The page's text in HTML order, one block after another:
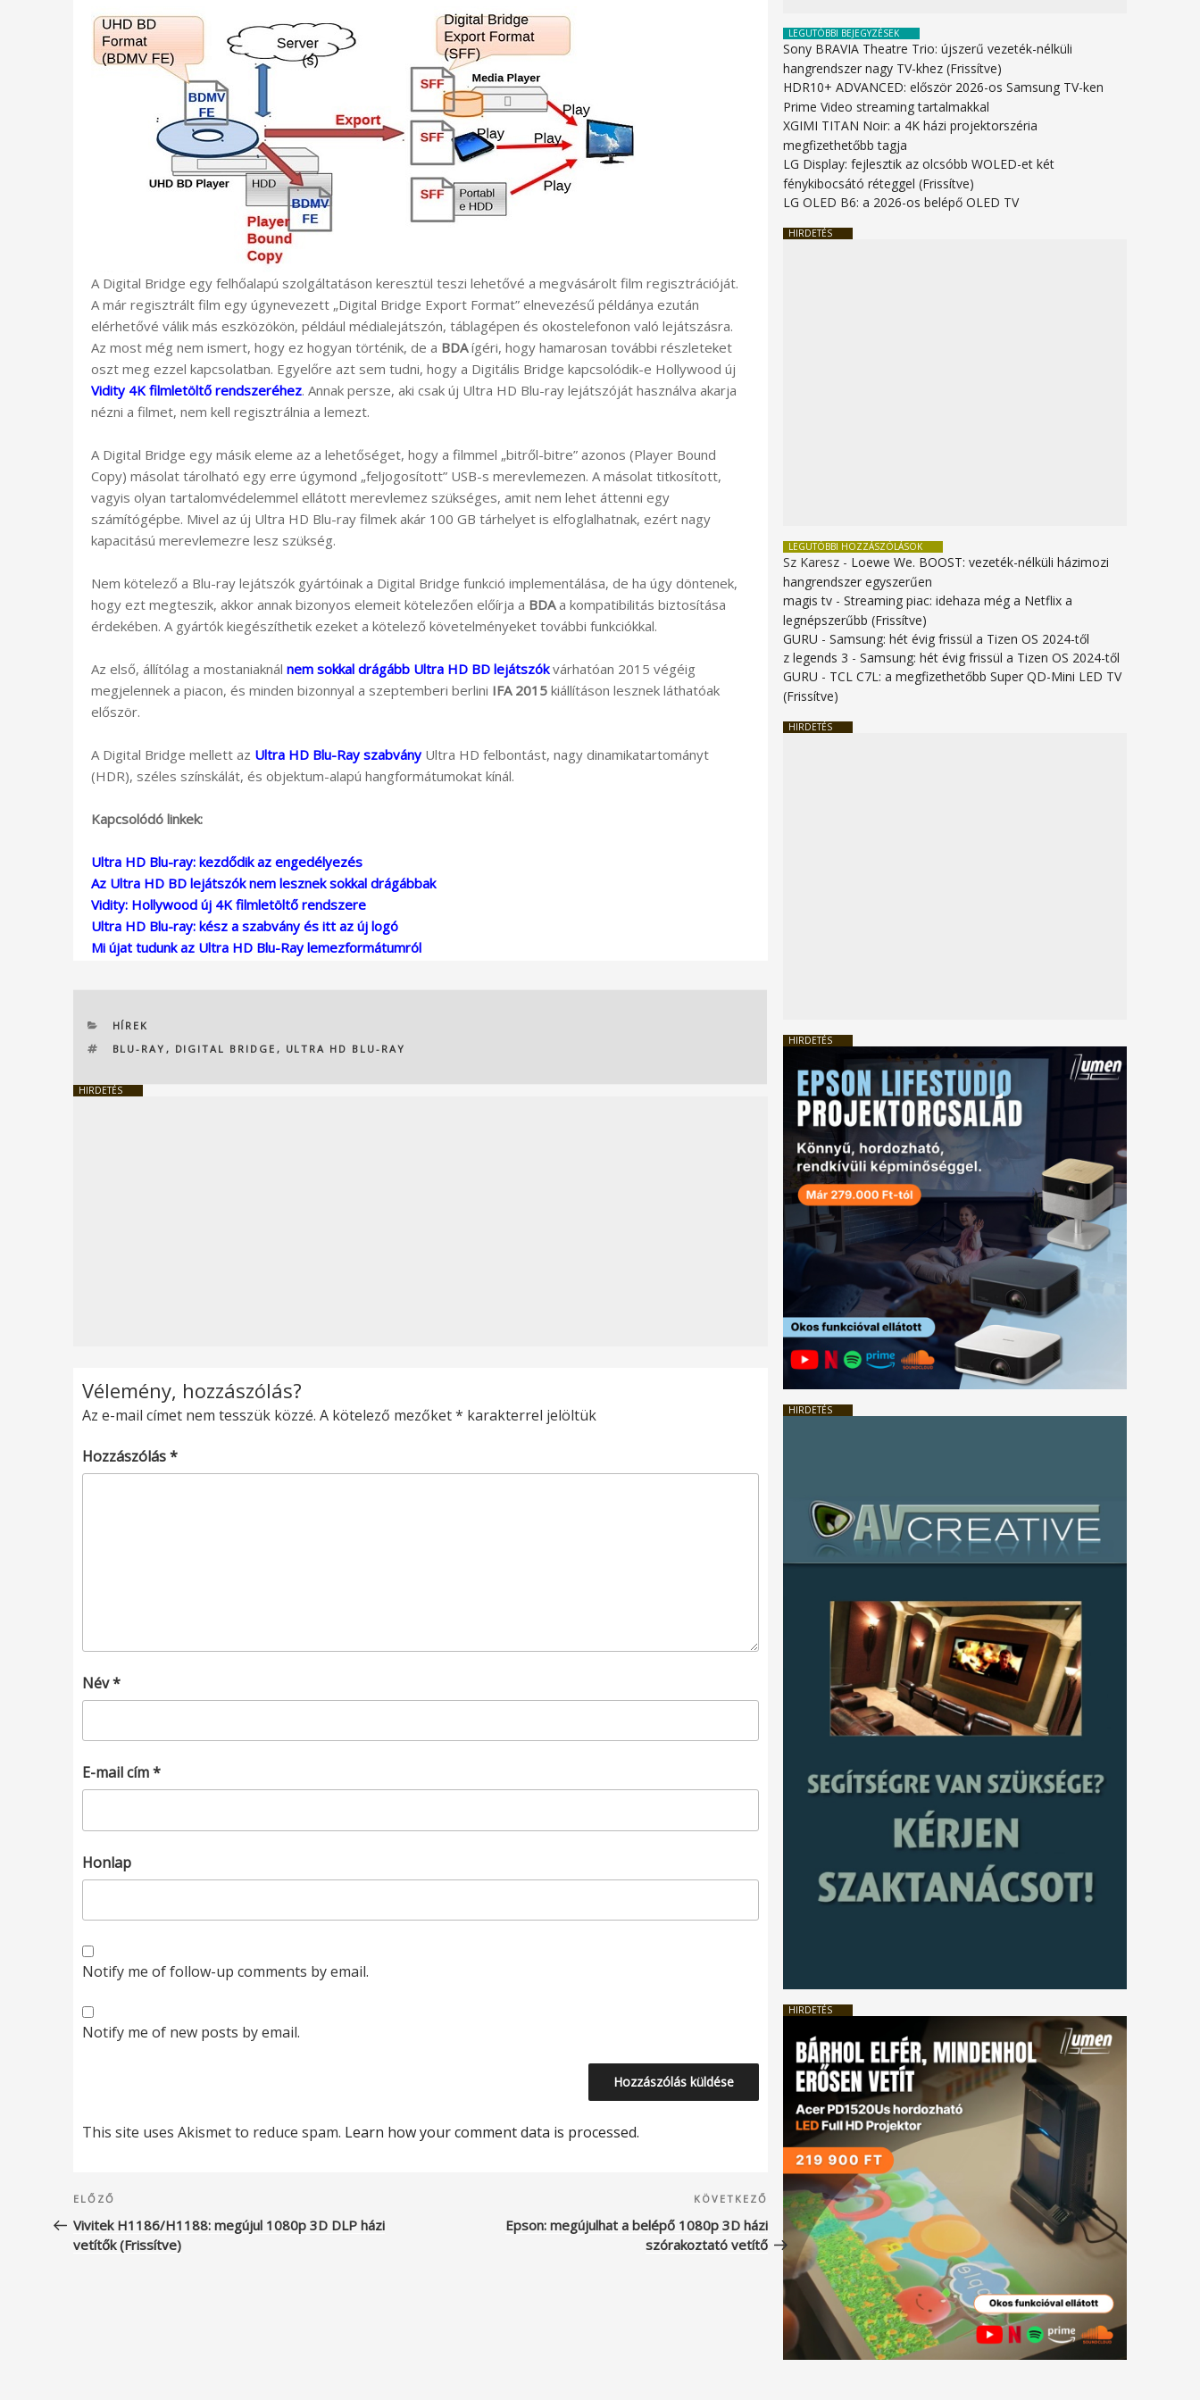
A Digital Bridge egy felhőalapú szolgáltatáson keresztül teszi lehetővé a megvásárolt film regisztrációját.
A már regisztrált film egy úgynevezett „Digital Bridge Export Format” elnevezésű példánya ezután
elérhetővé válik más eszközökön, például médialejátszón, táblagépen és okostelefonon való lejátszásra.
Az most még nem ismert, hogy ez hogyan történik, de a BDAígéri, hogy hamarosan további részleteket
oszt meg ezzel kapcsolatban. Egyelőre azt sem tudni, hogy a Digitális Bridge kapcsolódik-e Hollywood új
Vidity 4K filmletöltő rendszeréhez. Annak persze, aki csak új Ultra HD Blu-ray lejátszóját használva akarja
nézni a filmet, nem kell regisztrálnia a lemezt.
A Digital Bridge egy másik eleme az a lehetőséget, hogy a filmmel „bitről-bitre” azonos (Player Bound
Copy) másolat tárolható egy erre úgymond „feljogosított” USB-s merevlemezen. A másolat titkosított,
vagyis olyan tartalomvédelemmel ellátott merevlemez szükséges, amit nem lehet áttenni egy
számítógépbe. Mivel az új Ultra HD Blu-ray filmek akár 100 GB tárhelyet is elfoglalhatnak, ezért nagy
kapacitású merevlemezre lesz szükség.
Nem kötelező a Blu-ray lejátszók gyártóinak a Digital Bridge funkció implementálása, de ha úgy döntenek,
hogy ezt megteszik, akkor annak bizonyos elemeit kötelezően előírja a BDAa kompatibilitás biztosítása
érdekében. A gyártók kiegészíthetik ezeket a kötelező követelményeket további funkciókkal.
Az első, állítólag a mostaniaknál nem sokkal drágább Ultra HD BD lejátszókvárhatóan 2015 végéig
megjelennek a piacon, és minden bizonnyal a szeptemberi berlini IFA 2015 kiállításon lesznek láthatóak
először.
A Digital Bridge mellett az Ultra HD Blu-Ray szabványUltra HD felbontást, nagy dinamikatartományt
(HDR), széles színskálát, és objektum-alapú hangformátumokat kínál.
Kapcsolódó linkek:
Ultra HD Blu-ray: kezdődik az engedélyezés
Az Ultra HD BD lejátszók nem lesznek sokkal drágábbak
Vidity: Hollywood új 4K filmletöltő rendszere
Ultra HD Blu-ray: kész a szabvány és itt az új logó
Mi újat tudunk az Ultra HD Blu-Ray lemezformátumról
KATEGÓRIÁK
HÍREK
CÍMKÉK
BLU-RAY , DIGITAL BRIDGE , ULTRA HD BLU-RAY
HIRDETÉS
Vélemény, hozzászólás?
Az e-mail címet nem tesszük közzé. A kötelező mezőket* karakterrel jelöltük
Hozzászólás*
Név*
E-mail cím*
Honlap
Notify me of follow-up comments by email.
Notify me of new posts by email.
This site uses Akismet to reduce spam. Learn how your comment data is processed.
Bejegyzés
navigáció
Korábbi
bejegyzés
ELŐZŐ
Vivitek H1186/H1188: megújul 1080p 3D DLP házi
vetítők (Frissítve)
Következő
bejegyzés
KÖVETKEZŐ
Epson: megújulhat a belépő 1080p 3D házi
szórakoztató vetítő
LEGUTÓBBI BEJEGYZÉSEK
Sony BRAVIA Theatre Trio: újszerű vezeték-nélküli
hangrendszer nagy TV-khez (Frissítve)
HDR10+ ADVANCED: először 2026-os Samsung TV-ken
Prime Video streaming tartalmakkal
XGIMI TITAN Noir: a 4K házi projektorszéria
megfizethetőbb tagja
LG Display: fejlesztik az olcsóbb WOLED-et két
fénykibocsátó réteggel (Frissítve)
LG OLED B6: a 2026-os belépő OLED TV
HIRDETÉS
LEGUTÓBBI HOZZÁSZÓLÁSOK
Sz Karesz - Loewe We. BOOST: vezeték-nélküli házimozi
hangrendszer egyszerűen
magis tv -Streaming piac: idehaza még a Netflix a
legnépszerűbb (Frissítve)
GURU -Samsung: hét évig frissül a Tizen OS 2024-től
z legends 3 -Samsung: hét évig frissül a Tizen OS 2024-től
GURU - TCL C7L: a megfizethetőbb Super QD-Mini LED TV
(Frissítve)
HIRDETÉS
HIRDETÉS
HIRDETÉS
HIRDETÉS